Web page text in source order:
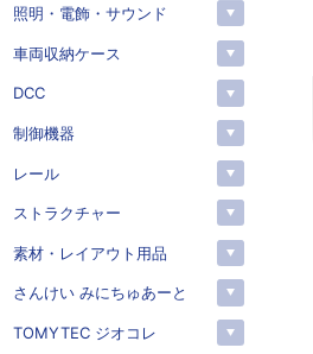
照明・電飾・サウンド
車両収納ケース
DCC
制御機器
レール
ストラクチャー
素材・レイアウト用品
さんけい みにちゅあーと
TOMYTEC ジオコレ